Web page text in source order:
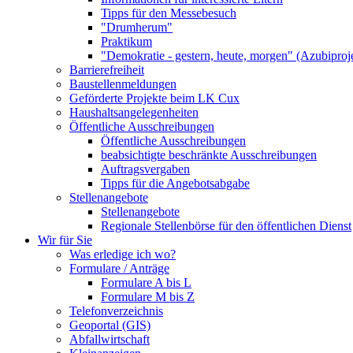
Tipps für den Messebesuch
"Drumherum"
Praktikum
"Demokratie - gestern, heute, morgen"
Barrierefreiheit
Baustellenmeldungen
Geförderte Projekte beim LK Cux
Haushaltsangelegenheiten
Öffentliche Ausschreibungen
Öffentliche Ausschreibungen
beabsichtigte beschränkte Ausschreibungen
Auftragsvergaben
Tipps für die Angebotsabgabe
Stellenangebote
Stellenangebote
Regionale Stellenbörse für den öffentlichen Dienst
Wir für Sie
Was erledige ich wo?
Formulare / Anträge
Formulare A bis L
Formulare M bis Z
Telefonverzeichnis
Geoportal (GIS)
Abfallwirtschaft